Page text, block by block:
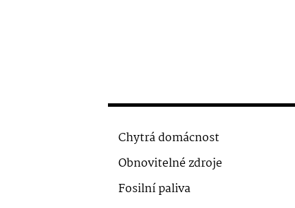
Chytrá domácnost
Obnovitelné zdroje
Fosilní paliva